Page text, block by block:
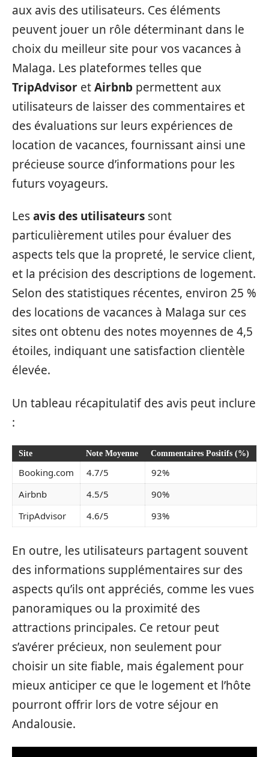
aux avis des utilisateurs. Ces éléments
peuvent jouer un rôle déterminant dans le
choix du meilleur site pour vos vacances à
Malaga. Les plateformes telles que
TripAdvisor etAirbnb permettent aux
utilisateurs de laisser des commentaires et
des évaluations sur leurs expériences de
location de vacances, fournissant ainsi une
précieuse source d’informations pour les
futurs voyageurs.
Lesavis des utilisateurs sont
particulièrement utiles pour évaluer des
aspects tels que la propreté, le service client,
et la précision des descriptions de logement.
Selon des statistiques récentes, environ 25 %
des locations de vacances à Malaga sur ces
sites ont obtenu des notes moyennes de 4,5
étoiles, indiquant une satisfaction clientèle
élevée.
Un tableau récapitulatif des avis peut inclure
:
Site Note Moyenne Commentaires Positifs (%)
Booking.com 4.7/5
92%
Airbnb
4.5/5
90%
TripAdvisor
4.6/5 93%
En outre, les utilisateurs partagent souvent
des informations supplémentaires sur des
aspects qu’ils ont appréciés, comme les vues
panoramiques ou la proximité des
attractions principales. Ce retour peut
s’avérer précieux, non seulement pour
choisir un site fiable, mais également pour
mieux anticiper ce que le logement et l’hôte
pourront offrir lors de votre séjour en
Andalousie.